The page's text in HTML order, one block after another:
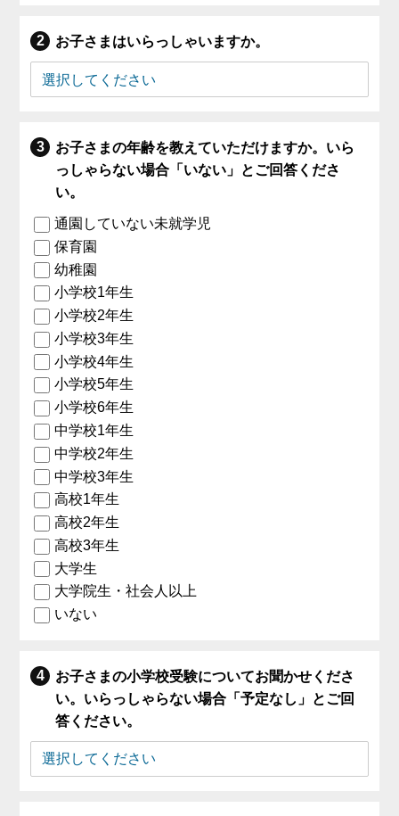
お子さまはいらっしゃいますか。
お子さまの年齢を教えていただけますか。いら
っしゃらない場合「いない」とご回答くださ
い。
通園していない未就学児
保育園
幼稚園
小学校1年生
小学校2年生
小学校3年生
小学校4年生
小学校5年生
小学校6年生
中学校1年生
中学校2年生
中学校3年生
高校1年生
高校2年生
高校3年生
大学生
大学院生・社会人以上
いない
お子さまの小学校受験についてお聞かせくださ
い。いらっしゃらない場合「予定なし」とご回
答ください。